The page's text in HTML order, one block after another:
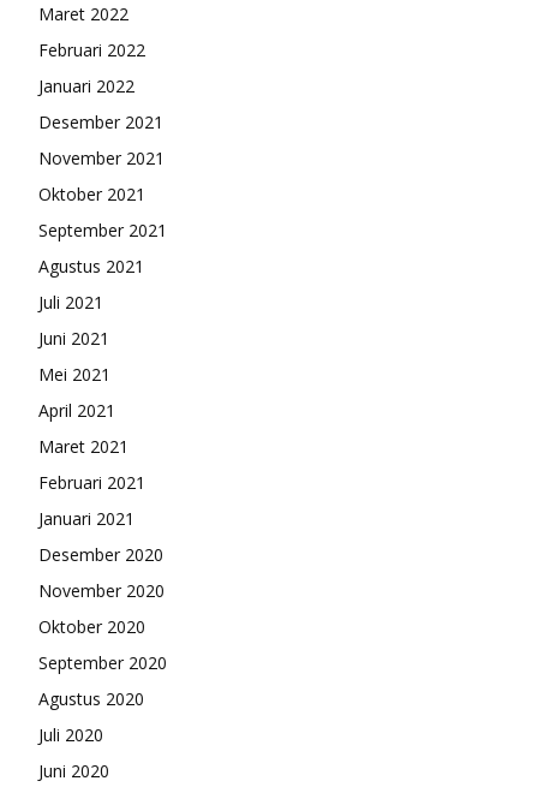
Maret 2022
Februari 2022
Januari 2022
Desember 2021
November 2021
Oktober 2021
September 2021
Agustus 2021
Juli 2021
Juni 2021
Mei 2021
April 2021
Maret 2021
Februari 2021
Januari 2021
Desember 2020
November 2020
Oktober 2020
September 2020
Agustus 2020
Juli 2020
Juni 2020